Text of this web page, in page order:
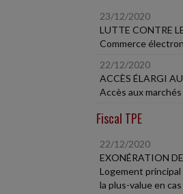
23/12/2020
LUTTE CONTRE
Commerce
22/12/2020
ACCÈS ÉLARGI
Accès aux
Fiscal TPE
22/12/2020
EXONÉRATION
Logement
la plus-value en